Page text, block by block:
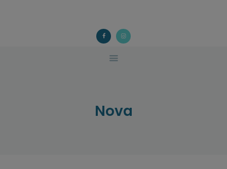
Nova
ACOUGO
Asociación galega de familias de acollida
QUÉ FACEMOS?
ACTIVIDADES